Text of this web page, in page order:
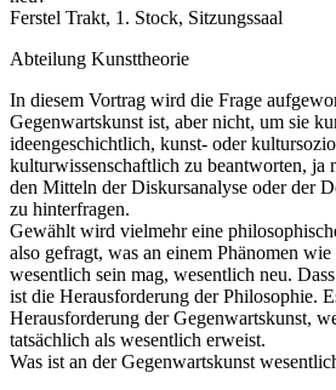
Ferstel Trakt, 1. Stock, Sitzungssaal
Abteilung Kunsttheorie
In diesem Vortrag wird die Frage
Gegenwartskunst ist, aber nicht, um sie
ideengeschichtlich, kunst- oder
kulturwissenschaftlich zu beantworten, ja
den Mitteln der Diskursanalyse oder der
zu hinterfragen.
Gewählt wird vielmehr eine
also gefragt, was an einem Phänomen
wesentlich sein mag, wesentlich neu.
ist die Herausforderung der Philosophie.
Herausforderung der Gegenwartskunst,
tatsächlich als wesentlich erweist.
Was ist an der Gegenwartskunst